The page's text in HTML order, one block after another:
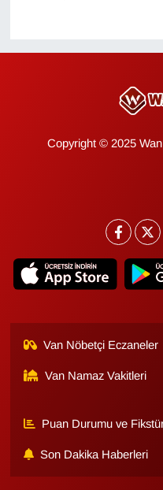
Copyright © 2025 Wan
Van Nöbetçi Eczaneler
Van Namaz Vakitleri
Puan Durumu ve
Son Dakika Haberleri